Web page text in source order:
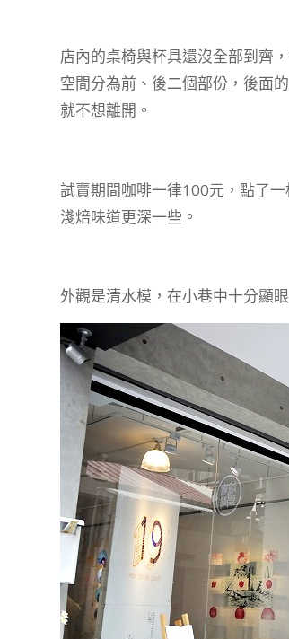
店內的桌椅與杯具還沒全部到齊
空間分為前、後二個部份，後面
就不想離開。
試賣期間咖啡一律100元，點了
淺焙味道更深一些。
外觀是清水模，在小巷中十分顯眼